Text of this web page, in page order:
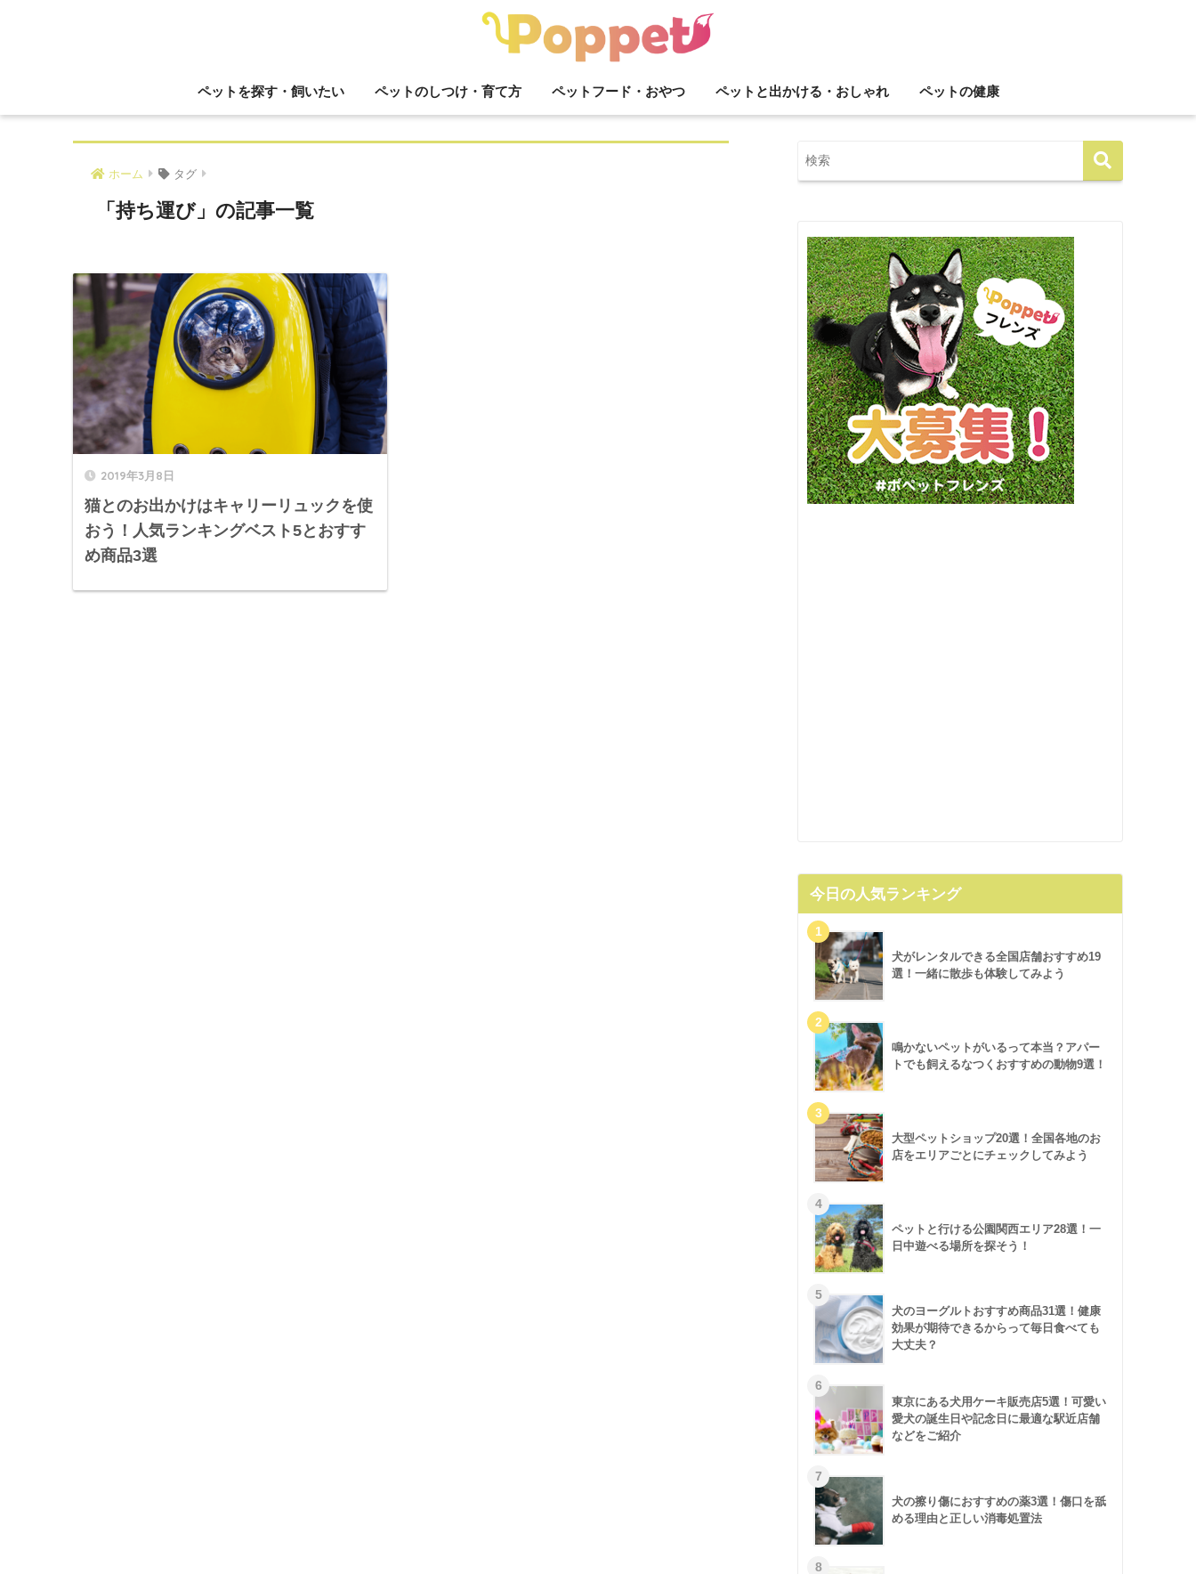
ペットを探す・飼いたい ペットのしつけ・育て方 ペットフード・おやつ ペットと出かける・おしゃれ ペットの健康
ホーム タグ
「持ち運び」の記事一覧
2019年3月8日
猫とのお出かけはキャリーリュックを使
おう！人気ランキングベスト5とおすす
め商品3選
今日の人気ランキング
犬がレンタルできる全国店舗おすすめ19
選！一緒に散歩も体験してみよう
鳴かないペットがいるって本当？アパー
トでも飼えるなつくおすすめの動物9選！
大型ペットショップ20選！全国各地のお
店をエリアごとにチェックしてみよう
ペットと行ける公園関西エリア28選！一
日中遊べる場所を探そう！
犬のヨーグルトおすすめ商品31選！健康
効果が期待できるからって毎日食べても
大丈夫？
東京にある犬用ケーキ販売店5選！可愛い
愛犬の誕生日や記念日に最適な駅近店舗
などをご紹介
犬の擦り傷におすすめの薬3選！傷口を舐
める理由と正しい消毒処置法